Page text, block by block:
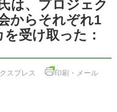
は、プロジェク
からそれぞれ1
受け取った：
スプレス
印刷・メール